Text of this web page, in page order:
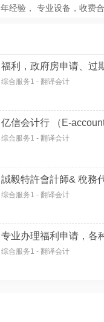
年经验， 专业设备，收费
福利，政府房申请、过
综合服务1 - 翻译会计
亿信会计行 （E-
综合服务1 - 翻译会计
誠毅特許會計師& 稅務
综合服务1 - 翻译会计
综合服务1 - 翻译会计